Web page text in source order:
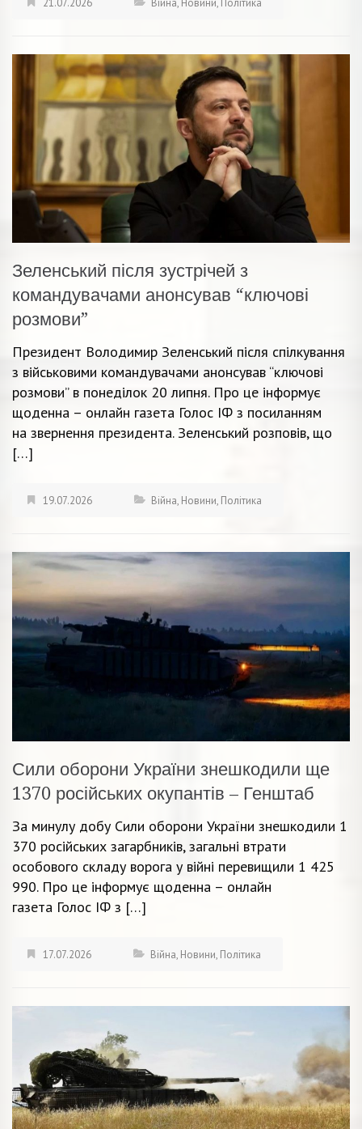
Зеленський після зустрічей з
командувачами анонсував “ключові
розмови”
Президент Володимир Зеленський після спілкування
з військовими командувачами анонсував “ключові
розмови” в понеділок 20 липня. Про це інформує
щоденна – онлайн газета Голос ІФ з посиланням
на звернення президента. Зеленський розповів, що
[…]
19.07.2026 Війна, Новини, Політика
Сили оборони України знешкодили ще
1370 російських окупантів – Генштаб
За минулу добу Сили оборони України знешкодили 1
370 російських загарбників, загальні втрати
особового складу ворога у війні перевищили 1 425
990. Про це інформує щоденна – онлайн
газета Голос ІФ з […]
17.07.2026 Війна, Новини, Політика